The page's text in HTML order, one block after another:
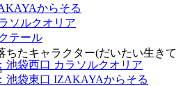
からそる
ソルクオリア
テール
池袋西口 カラソルクオリア
池袋東口 IZAKAYAからそる
ちたキャラクター(だいたい生きて